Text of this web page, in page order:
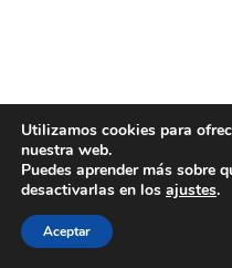
Utilizamos cookies para
nuestra web.
Puedes aprender más sobre
desactivarlas en los ajustes.
Aceptar